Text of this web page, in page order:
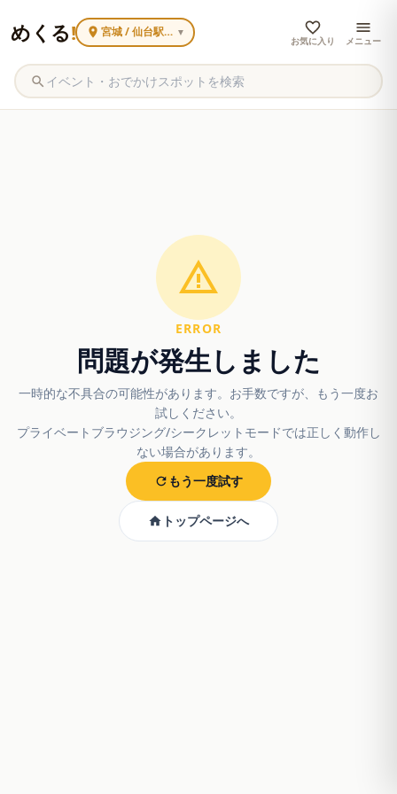
めくる! 宮城 / 仙台駅周辺
▼
お気に入り メニュー
ERROR
問題が発生しました
一時的な不具合の可能性があります。お手数ですが、もう一度お
試しください。
プライベートブラウジング/シークレットモードでは正しく動作し
ない場合があります。
もう一度試す
トップページへ